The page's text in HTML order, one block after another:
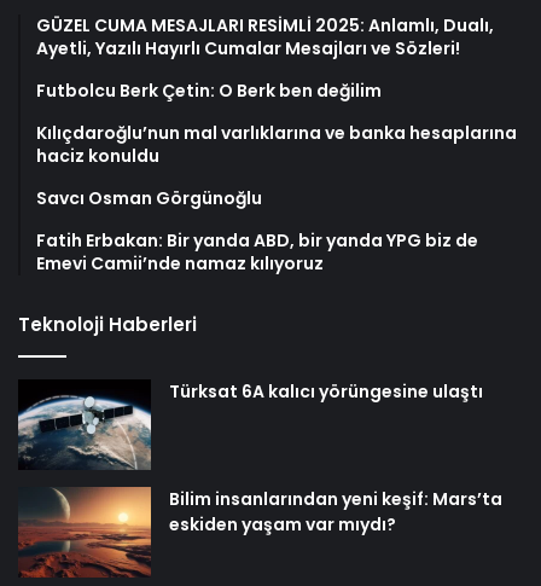
GÜZEL CUMA MESAJLARI RESİMLİ 2025: Anlamlı, Dualı,
Ayetli, Yazılı Hayırlı Cumalar Mesajları ve Sözleri!
Futbolcu Berk Çetin: O Berk ben değilim
Kılıçdaroğlu’nun mal varlıklarına ve banka hesaplarına
haciz konuldu
Savcı Osman Görgünoğlu
Fatih Erbakan: Bir yanda ABD, bir yanda YPG biz de
Emevi Camii’nde namaz kılıyoruz
Teknoloji Haberleri
Türksat 6A kalıcı yörüngesine ulaştı
Bilim insanlarından yeni keşif: Mars’ta
eskiden yaşam var mıydı?